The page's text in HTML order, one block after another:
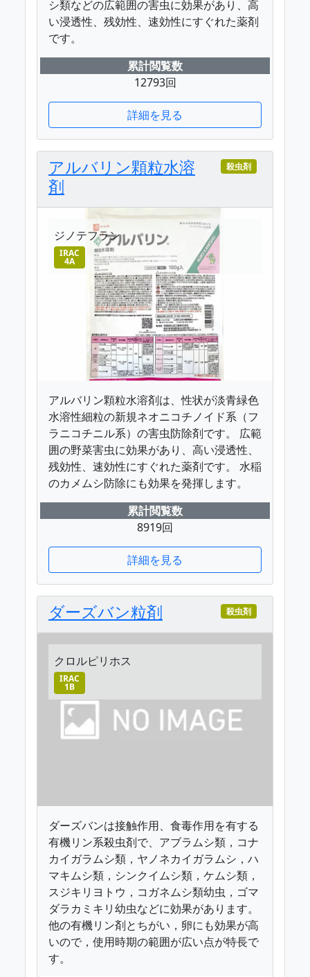
シ類などの広範囲の害虫に効果があり、高
い浸透性、残効性、速効性にすぐれた薬剤
です。
累計閲覧数
12793回
詳細を見る
アルバリン顆粒水溶
剤
殺虫剤
ジノテフラン
IRAC
4A
アルバリン顆粒水溶剤は、性状が淡青緑色
水溶性細粒の新規ネオニコチノイド系（フ
ラニコチニル系）の害虫防除剤です。 広範
囲の野菜害虫に効果があり、高い浸透性、
残効性、速効性にすぐれた薬剤です。 水稲
のカメムシ防除にも効果を発揮します。
累計閲覧数
8919回
詳細を見る
ダーズバン粒剤 殺虫剤
クロルピリホス
IRAC
1B
ダーズバンは接触作用、食毒作用を有する
有機リン系殺虫剤で、アブラムシ類，コナ
カイガラムシ類，ヤノネカイガラムシ，ハ
マキムシ類，シンクイムシ類，ケムシ類，
スジキリヨトウ，コガネムシ類幼虫，ゴマ
ダラカミキリ幼虫などに効果があります。
他の有機リン剤とちがい，卵にも効果が高
いので，使用時期の範囲が広い点が特長で
す。